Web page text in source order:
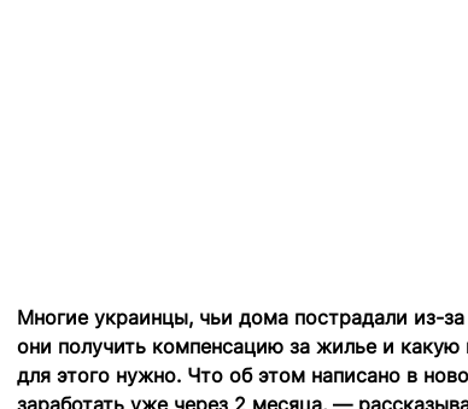
Многие украинцы, чьи дома пострадали из-
они получить компенсацию за жилье и какую
для этого нужно. Что об этом написано в
заработать уже через 2 месяца, —